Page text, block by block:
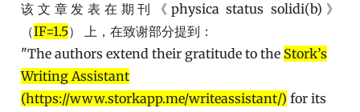
该文章发表在期刊《physica status solidi(b)》
（IF=1.5） 上，在致谢部分提到：
"The authors extend their gratitude to the Stork’s
Writing Assistant
(https://www.storkapp.me/writeassistant/) for its